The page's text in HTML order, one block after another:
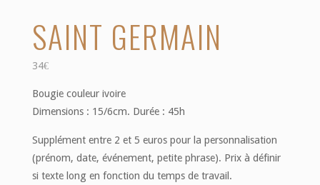
SAINT GERMAIN
34€
Bougie couleur ivoire
Dimensions : 15/6cm. Durée : 45h
Supplément entre 2 et 5 euros pour la personnalisation
(prénom, date, événement, petite phrase). Prix à définir
si texte long en fonction du temps de travail.